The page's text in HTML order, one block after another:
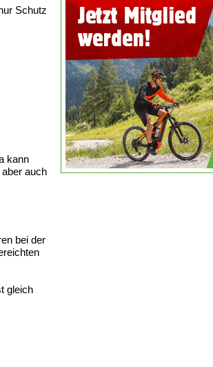
Schutz
kann
auch
bei der
gleich